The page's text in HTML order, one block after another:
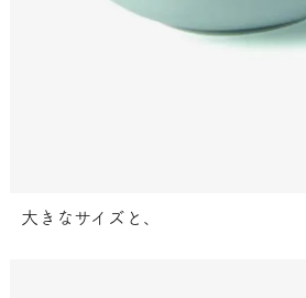
大きなサイズと、